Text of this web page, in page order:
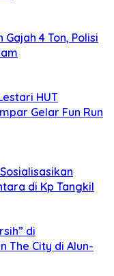
4 Ton, Polisi
HUT
Gelar Fun Run
di Kp Tangkil
di
The City di Alun-